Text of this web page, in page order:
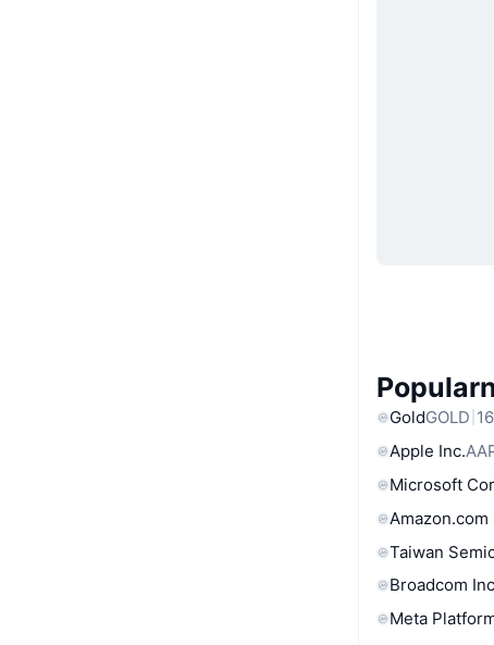
GoldGOLD
Apple Inc.
Microsoft
Amazon.com
Taiwan
Broadcom Inc
Meta